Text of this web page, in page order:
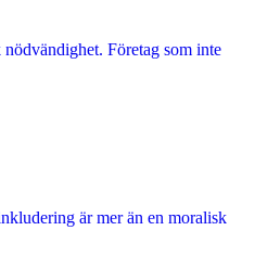
Företag som inte
är mer än en moralisk